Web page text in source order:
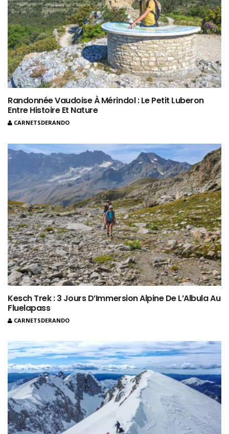
Randonnée Vaudoise À Mérindol : Le Petit Luberon
Entre Histoire Et Nature
CARNETSDERANDO
Kesch Trek : 3 Jours D’Immersion Alpine De L’Albula Au
Fluelapass
CARNETSDERANDO